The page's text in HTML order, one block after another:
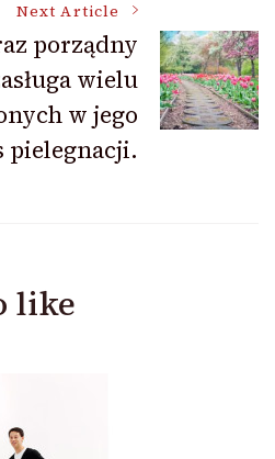
Next Article
porządny
wielu
w jego
pielegnacji.
like